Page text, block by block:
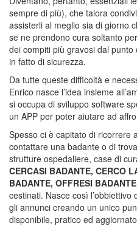
sempre di più), che talora
assisterli al meglio sia di giorno
se ne prendono cura soltanto
dei compiti più gravosi dal
in fatto di sicurezza.
Da tutte queste difficoltà e
Enrico nasce l’idea insieme
si occupa di sviluppo software
un APP per poter aiutare ad
Spesso ci è capitato di ricorrere
contattare una badante o di
strutture ospedaliere, case di
CERCASI BADANTE, CERCO
BADANTE, OFFRESI BADANTE
cestinati. Nasce così
gli annunci creando un unico
disponibile, pratico ed